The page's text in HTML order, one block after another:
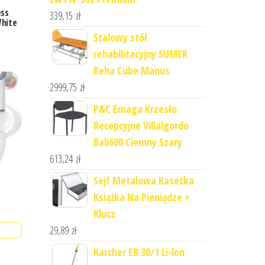
339,15 zł
Stalowy stół
rehabilitacyjny SUMER
Reha Cube Manus
2999,75 zł
P&C Emaga Krzesło
Recepcyjne Villalgordo
Bali600 Ciemny Szary
613,24 zł
Sejf Metalowa Kasetka
Książka Na Pieniądze +
Klucz
29,89 zł
Karcher EB 30/1 Li-lon